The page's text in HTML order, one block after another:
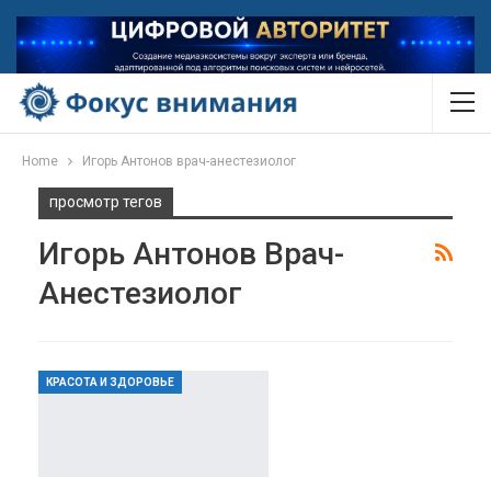
Home Игорь Антонов врач-анестезиолог
просмотр тегов
Игорь Антонов Врач-
Анестезиолог
КРАСОТА И ЗДОРОВЬЕ